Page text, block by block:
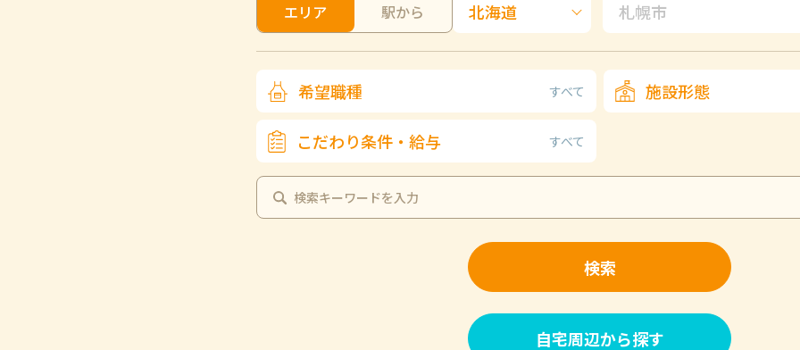
エリア 駅から
希望職種 すべて 施設形態
こだわり条件・給与 すべて
検索
自宅周辺から探す